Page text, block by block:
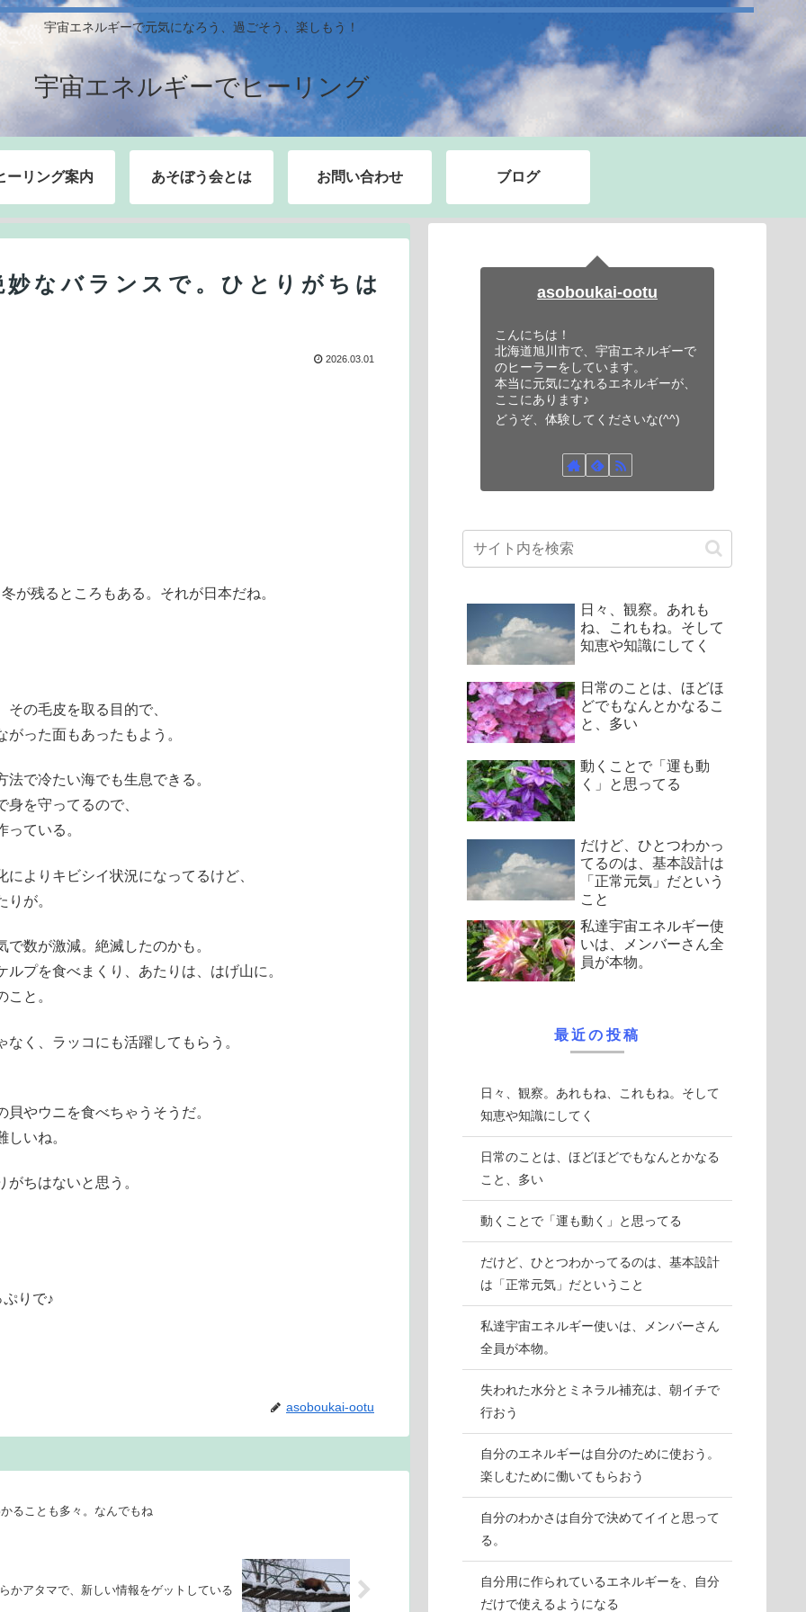
宇宙エネルギーで元気になろう、過ごそう、楽しもう！
宇宙エネルギーでヒーリング
ーリング案内 あそぼう会とは お問い合わせ ブログ
なバランスで。ひとりがちは
2026.03.01
が残るところもある。それが日本だね。
の毛皮を取る目的で、
った面もあったもよう。
で冷たい海でも生息できる。
を守ってるので、
ている。
よりキビシイ状況になってるけど、
が。
数が激減。絶滅したのかも。
プを食べまくり、あたりは、はげ山に。
と。
く、ラッコにも活躍してもらう。
やウニを食べちゃうそうだ。
いね。
ちはないと思う。
りで♪
asoboukai-ootu
ることも多々。なんでもね
かアタマで、新しい情報をゲットしている
asoboukai-ootu
こんにちは！
北海道旭川市で、宇宙エネルギーで
のヒーラーをしています。
本当に元気になれるエネルギーが、
ここにあります♪
どうぞ、体験してくださいな(^^)
日々、観察。あれも
ね、これもね。そして
知恵や知識にしてく
日常のことは、ほどほ
どでもなんとかなるこ
と、多い
動くことで「運も動
く」と思ってる
だけど、ひとつわかっ
てるのは、基本設計は
「正常元気」だという
こと
私達宇宙エネルギー使
いは、メンバーさん全
員が本物。
最近の投稿
日々、観察。あれもね、これもね。そして
知恵や知識にしてく
日常のことは、ほどほどでもなんとかなる
こと、多い
動くことで「運も動く」と思ってる
だけど、ひとつわかってるのは、基本設計
は「正常元気」だということ
私達宇宙エネルギー使いは、メンバーさん
全員が本物。
失われた水分とミネラル補充は、朝イチで
行おう
自分のエネルギーは自分のために使おう。
楽しむために働いてもらおう
自分のわかさは自分で決めてイイと思って
る。
自分用に作られているエネルギーを、自分
だけで使えるようになる